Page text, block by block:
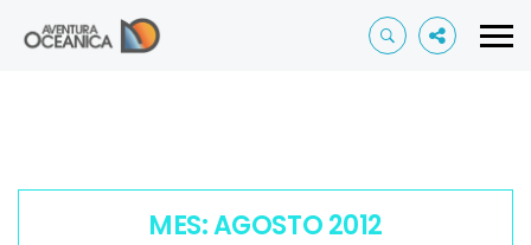
MES:AGOSTO 2012